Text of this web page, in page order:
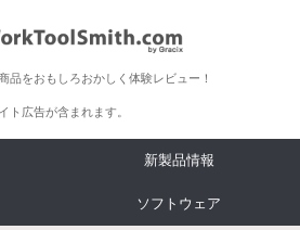
品をおもしろおかしく体験レビュー！
ト広告が含まれます。
新製品情報
ソフトウェア